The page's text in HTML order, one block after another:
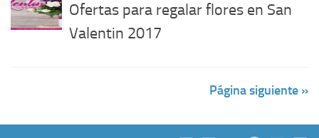
Ofertas para regalar flores en San
Valentin 2017
Página siguiente »